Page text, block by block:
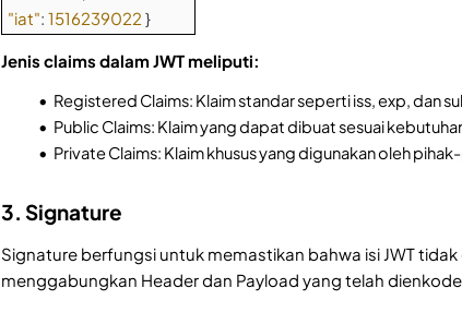
"iat": 1516239022 }
Jenis claims dalam JWT meliputi:
Registered Claims: Klaim standar seperti iss, exp, dan
Public Claims: Klaim yang dapat dibuat sesuai
Private Claims: Klaim khusus yang digunakan oleh
3. Signature
Signature berfungsi untuk memastikan bahwa isi JWT
menggabungkan Header dan Payload yang telah